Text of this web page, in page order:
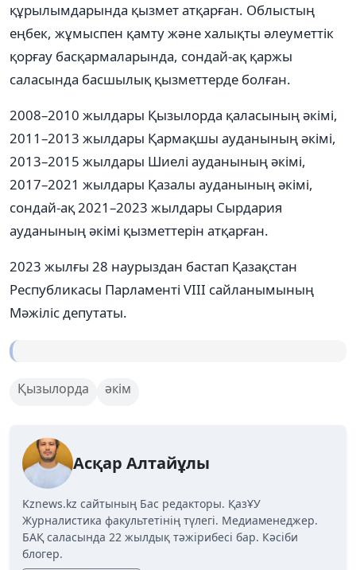
құрылымдарында қызмет атқарған. Облыстың
еңбек, жұмыспен қамту және халықты әлеуметтік
қорғау басқармаларында, сондай-ақ қаржы
саласында басшылық қызметтерде болған.
2008–2010 жылдары Қызылорда қаласының әкімі,
2011–2013 жылдары Қармақшы ауданының әкімі,
2013–2015 жылдары Шиелі ауданының әкімі,
2017–2021 жылдары Қазалы ауданының әкімі,
сондай-ақ 2021–2023 жылдары Сырдария
ауданының әкімі қызметтерін атқарған.
2023 жылғы 28 наурыздан бастап Қазақстан
Республикасы Парламенті VIII сайланымының
Мәжіліс депутаты.
Қызылорда әкім
Асқар Алтайұлы
Kznews.kz сайтының Бас редакторы. ҚазҰУ
Журналистика факультетінің түлегі. Медиаменеджер.
БАҚ саласында 22 жылдық тәжірибесі бар. Кәсіби
блогер.